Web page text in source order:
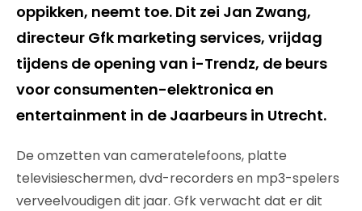
oppikken, neemt toe. Dit zei Jan Zwang,
directeur Gfk marketing services, vrijdag
tijdens de opening van i-Trendz, de beurs
voor consumenten-elektronica en
entertainment in de Jaarbeurs in Utrecht.
De omzetten van cameratelefoons, platte
televisieschermen, dvd-recorders en mp3-spelers
verveelvoudigen dit jaar. Gfk verwacht dat er dit